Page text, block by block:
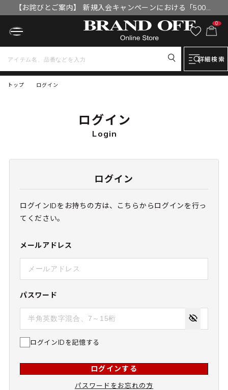
【お詫びとご案内】 新規入会キャンペーンにおける「500円
OFFクーポン」付与漏れと補填について
0
詳細検索
トップ ログイン
ログイン
Login
ログイン
ログインIDをお持ちの方は、こちらからログインを行っ
てください。
メールアドレス
パスワード
ログインIDを記憶する
ログインする
パスワードをお忘れの方